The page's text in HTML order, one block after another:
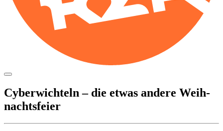
Zum
springen
Cyber­wich­teln – die etwas andere Weih­
nachts­feier